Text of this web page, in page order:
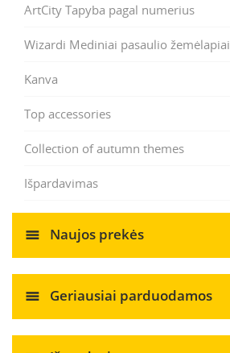
ArtCity Tapyba pagal numerius
Wizardi Mediniai pasaulio žemėlapiai
Kanva
Top accessories
Collection of autumn themes
Išpardavimas
Naujos prekės
Geriausiai parduodamos